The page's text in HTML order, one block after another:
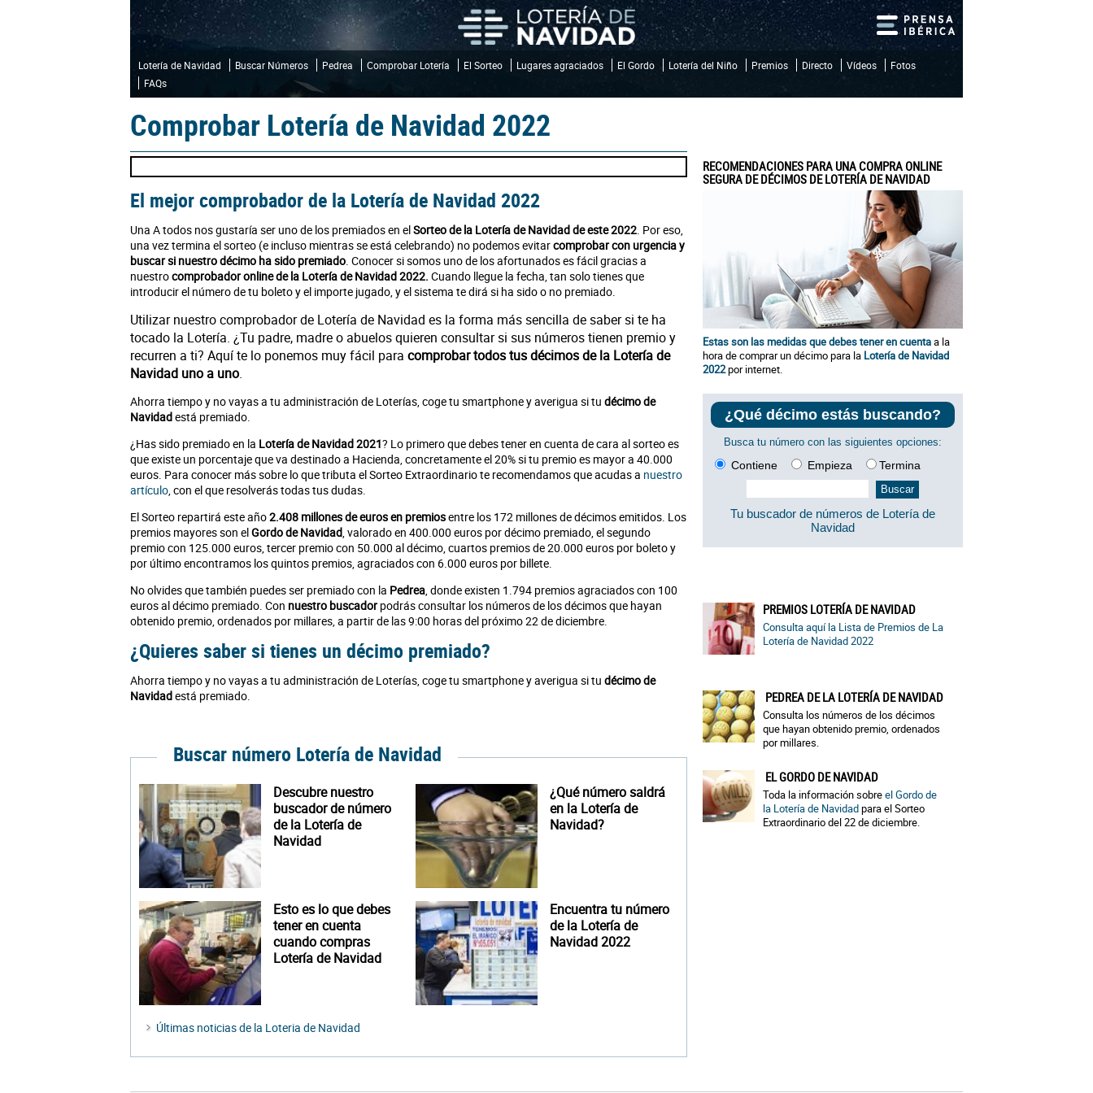
Lotería de Navidad Buscar Números Pedrea Comprobar Lotería El Sorteo Lugares agraciados El Gordo Lotería del Niño Premios Directo Vídeos
Fotos
FAQs
Comprobar Lotería de Navidad 2022
El mejor comprobador de la Lotería de Navidad 2022
Una A todos nos gustaría ser uno de los premiados en elSorteo de la Lotería de Navidad de este 2022. Por eso,
una vez termina el sorteo (e incluso mientras se está celebrando) no podemos evitarcomprobar con urgencia y
buscar si nuestro décimo ha sido premiado. Conocer si somos uno de los afortunados es fácil gracias a
nuestrocomprobador online de la Lotería de Navidad 2022. Cuando llegue la fecha, tan solo tienes que
introducir el número de tu boleto y el importe jugado, y el sistema te dirá si ha sido o no premiado.
Utilizar nuestro comprobador de Lotería de Navidad es la forma más sencilla de saber si te ha
tocado la Lotería. ¿Tu padre, madre o abuelos quieren consultar si sus números tienen premio y
recurren a ti? Aquí te lo ponemos muy fácil para comprobar todos tus décimos de la Lotería de
Navidad uno a uno.
Ahorra tiempo y no vayas a tu administración de Loterías, coge tu smartphone y averigua si tu décimo de
Navidadestá premiado.
¿Has sido premiado en la Lotería de Navidad 2021? Lo primero que debes tener en cuenta de cara al sorteo es
que existe un porcentaje que va destinado a Hacienda, concretamente el 20% si tu premio es mayor a 40.000
euros. Para conocer más sobre lo que tributa el Sorteo Extraordinario te recomendamos que acudas a nuestro
artículo, con el que resolverás todas tus dudas.
El Sorteo repartirá este año2.408 millones de euros en premiosentre los 172 millones de décimos emitidos. Los
premios mayores son elGordo de Navidad, valorado en 400.000 euros por décimo premiado, el segundo
premio con 125.000 euros, tercer premio con 50.000 al décimo, cuartos premios de 20.000 euros por boleto y
por último encontramos los quintos premios, agraciados con 6.000 euros por billete.
No olvides que también puedes ser premiado con la Pedrea, donde existen 1.794 premios agraciados con 100
euros al décimo premiado. Con nuestro buscadorpodrás consultar los números de los décimos que hayan
obtenido premio, ordenados por millares, a partir de las 9:00 horas del próximo 22 de diciembre.
¿Quieres saber si tienes un décimo premiado?
Ahorra tiempo y no vayas a tu administración de Loterías, coge tu smartphone y averigua si tu décimo de
Navidadestá premiado.
Buscar número Lotería de Navidad
Descubre nuestro
buscador de número
de la Lotería de
Navidad
¿Qué número saldrá
en la Lotería de
Navidad?
Esto es lo que debes
tener en cuenta
cuando compras
Lotería de Navidad
Encuentra tu número
de la Lotería de
Navidad 2022
Últimas noticias de la Loteria de Navidad
RECOMENDACIONES PARA UNA COMPRA ONLINE
SEGURA DE DÉCIMOS DE LOTERÍA DE NAVIDAD
Estas son las medidas que debes tener en cuentaa la
hora de comprar un décimo para la Lotería de Navidad
2022por internet.
¿Qué décimo estás buscando?
Busca tu número con las siguientes opciones:
Contiene Empieza Termina
Tu buscador de números de Lotería de
Navidad
PREMIOS LOTERÍA DE NAVIDAD
Consulta aquí la Lista de Premios de La
Lotería de Navidad 2022
PEDREA DE LA LOTERÍA DE NAVIDAD
Consulta los números de los décimos
que hayan obtenido premio, ordenados
por millares.
EL GORDO DE NAVIDAD
Toda la información sobreel Gordo de
la Lotería de Navidadpara el Sorteo
Extraordinario del 22 de diciembre.